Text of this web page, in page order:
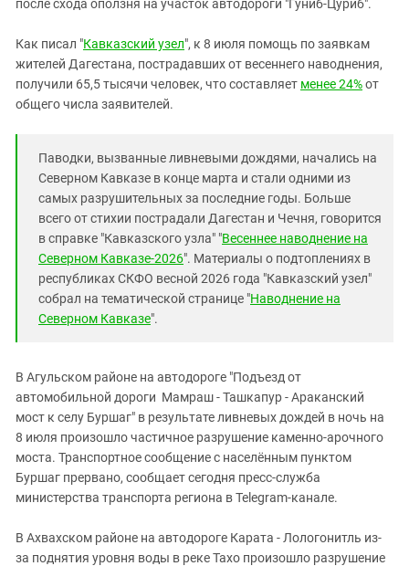
Южная Осетия
Южный Кавказ
ЮФО
после схода оползня на участок автодороги "Гуниб-Цуриб".
Как писал "Кавказский узел", к 8 июля помощь по заявкам
жителей Дагестана, пострадавших от весеннего наводнения,
получили 65,5 тысячи человек, что составляет менее 24%от
общего числа заявителей.
Паводки, вызванные ливневыми дождями, начались на
Северном Кавказе в конце марта и стали одними из
самых разрушительных за последние годы. Больше
всего от стихии пострадали Дагестан и Чечня, говорится
в справке "Кавказского узла" "Весеннее наводнение на
Северном Кавказе-2026". Материалы о подтоплениях в
республиках СКФО весной 2026 года "Кавказский узел"
собрал на тематической странице "Наводнение на
Северном Кавказе".
В Агульском районе на автодороге "Подъезд от
автомобильной дороги Мамраш - Ташкапур - Араканский
мост к селу Буршаг" в результате ливневых дождей в ночь на
8 июля произошло частичное разрушение каменно-арочного
моста. Транспортное сообщение с населённым пунктом
Буршаг прервано, сообщает сегодня пресс-служба
министерства транспорта региона в Telegram-канале.
В Ахвахском районе на автодороге Карата - Лологонитль из-
за поднятия уровня воды в реке Тахо произошло разрушение